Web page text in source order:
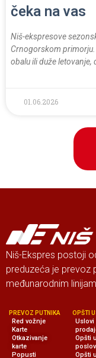
čeka na vas
Niš-ekspresove
Crnogorskom
obalu ili duže letovanje,
01.06.2026
Niš-Ekspres postoji
preduzeća je prevoz
međunarodnim
PREVOZ PUTNIKA
Red vožnje
Karte
Otkazivanje
karte
Popusti
OPŠTI
Opšti
Opšti